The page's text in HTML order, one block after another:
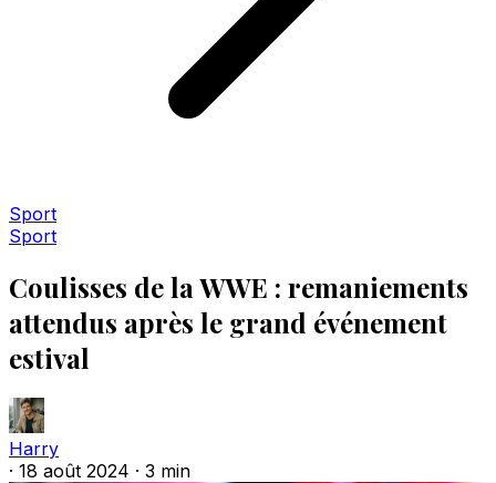
Sport
Sport
Coulisses de la WWE : remaniements
attendus après le grand événement
estival
Harry
· 18 août 2024 · 3 min